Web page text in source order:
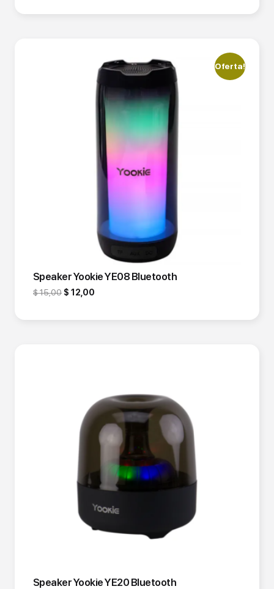
Oferta!
Speaker Yookie YE08 Bluetooth
$15,00 $ 12,00
Speaker Yookie YE20 Bluetooth